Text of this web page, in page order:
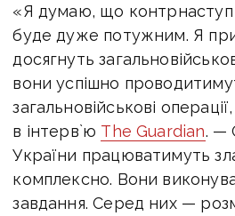
«Я думаю, що контрнаступ
буде дуже потужним. Я
досягнуть
вони успішно
загальновійськові
в інтерв`ю The Guardian. —
України працюватимуть
комплексно. Вони
завдання. Серед них —